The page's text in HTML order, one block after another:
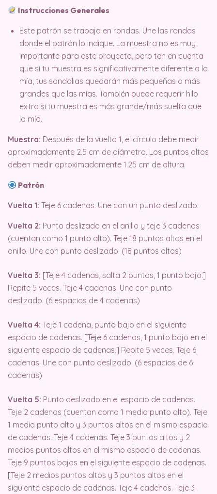
Instrucciones Generales
Este patrón se trabaja en rondas. Une las rondas
donde el patrón lo indique. La muestra no es muy
importante para este proyecto, pero ten en cuenta
que si tu muestra es significativamente diferente a la
mía, tus sandalias quedarán más pequeñas o más
grandes que las mías. También puede requerir hilo
extra si tu muestra es más grande/más suelta que
la mía.
Muestra: Después de la vuelta 1, el círculo debe medir
aproximadamente 2.5 cm de diámetro. Los puntos altos
deben medir aproximadamente 1.25 cm de altura.
Patrón
Vuelta 1: Teje 6 cadenas. Une con un punto deslizado.
Vuelta 2: Punto deslizado en el anillo y teje 3 cadenas
(cuentan como 1 punto alto). Teje 18 puntos altos en el
anillo. Une con punto deslizado. (18 puntos altos)
Vuelta 3: [Teje 4 cadenas, salta 2 puntos, 1 punto bajo.]
Repite 5 veces. Teje 4 cadenas. Une con punto
deslizado. (6 espacios de 4 cadenas)
Vuelta 4: Teje 1 cadena, punto bajo en el siguiente
espacio de cadenas. [Teje 6 cadenas, 1 punto bajo en el
siguiente espacio de cadenas.] Repite 5 veces. Teje 6
cadenas. Une con punto deslizado. (6 espacios de 6
cadenas)
Vuelta 5: Punto deslizado en el espacio de cadenas.
Teje 2 cadenas (cuentan como 1 medio punto alto). Teje
1 medio punto alto y 3 puntos altos en el mismo espacio
de cadenas. Teje 4 cadenas. Teje 3 puntos altos y 2
medios puntos altos en el mismo espacio de cadenas.
Teje 9 puntos bajos en el siguiente espacio de cadenas.
[Teje 2 medios puntos altos y 3 puntos altos en el
siguiente espacio de cadenas. Teje 4 cadenas. Teje 3